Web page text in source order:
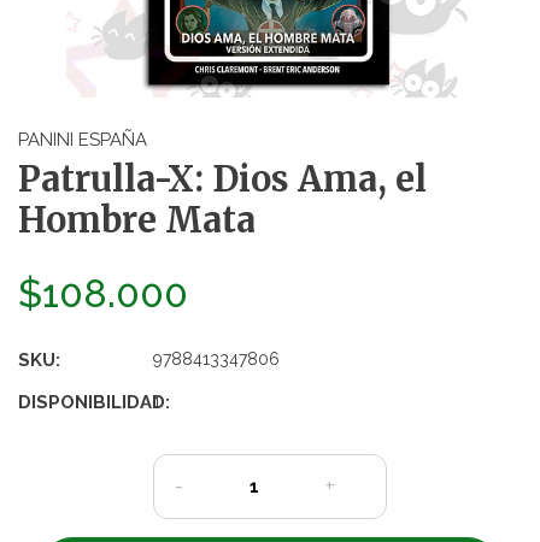
PANINI ESPAÑA
Patrulla-X: Dios Ama, el
Hombre Mata
$108.000
SKU: 9788413347806
DISPONIBILIDAD:
1
- +